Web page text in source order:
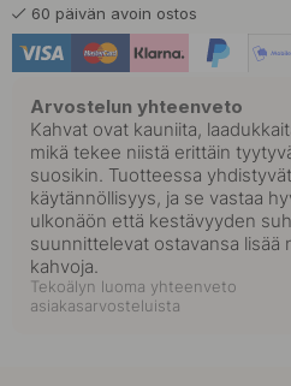
60 päivän avoin ostos
Arvostelun yhteenveto
Kahvat ovat kauniita,
mikä tekee niistä erittäin
suosikin. Tuotteessa
käytännöllisyys, ja se vastaa
ulkonäön että kestävyyden
suunnittelevat ostavansa lisää
kahvoja.
Tekoälyn luoma yhteenveto
asiakasarvosteluista